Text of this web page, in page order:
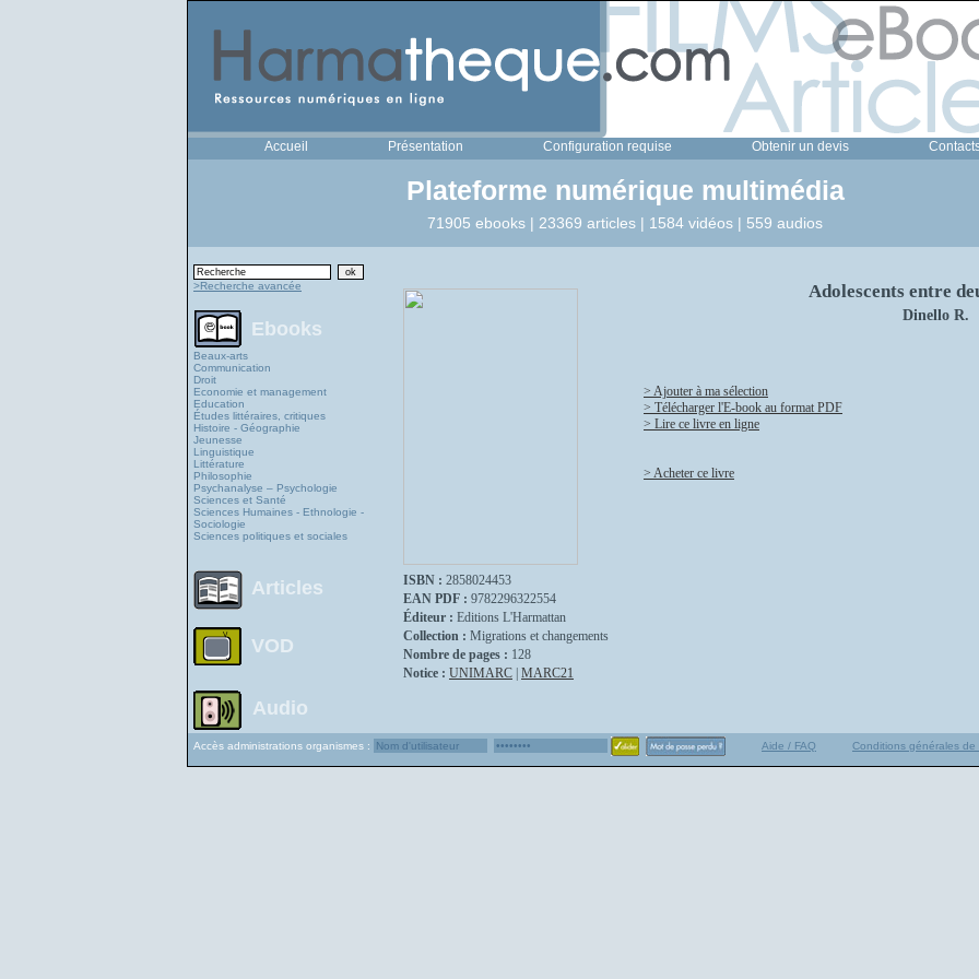
Accueil Présentation Configuration requise Obtenir un devis
Plateforme numérique multimédia
71905 ebooks | 23369 articles | 1584 vidéos | 559 audios
>Recherche avancée
Ebooks
Beaux-arts
Communication
Droit
Economie et management
Education
Études littéraires, critiques
Histoire - Géographie
Jeunesse
Linguistique
Littérature
Philosophie
Psychanalyse – Psychologie
Sciences et Santé
Sciences Humaines - Ethnologie -
Sociologie
Sciences politiques et sociales
Articles
VOD
Audio
ISBN : 2858024453
EAN PDF : 9782296322554
Éditeur : Editions L'Harmattan
Collection : Migrations et changements
Nombre de pages : 128
Notice : UNIMARC MARC21
Adolescents entre
Dinello R.
> Ajouter à ma sélection
> Télécharger l'E-book au format PDF
> Lire ce livre en ligne
> Acheter ce livre
Accès administrations organismes : Aide / FAQ Conditions générales de